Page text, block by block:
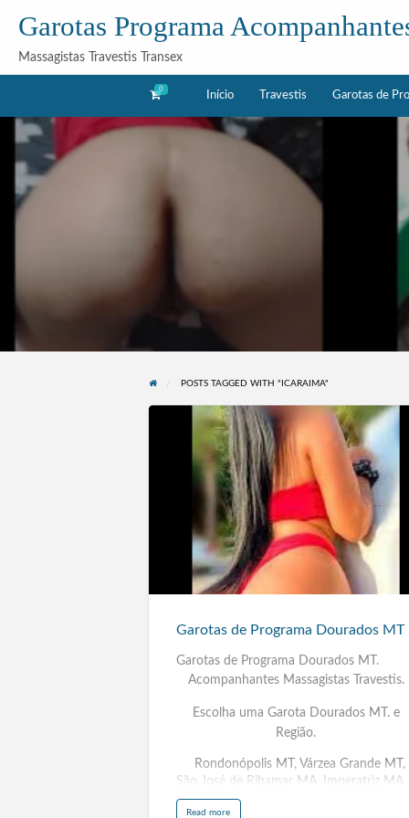
Acompanhantes
Garotas Programa
Massagistas Travestis Transex
0
Início Travestis Garotas de
POSTS TAGGED WITH "ICARAIMA"
Programa
Dourados
Garotas de Programa Dourados MT
Garotas de Programa Dourados MT.
Acompanhantes Massagistas Travestis.
Escolha uma Garota Dourados MT. e
Região.
Rondonópolis MT, Várzea Grande MT,
São José de Ribamar MA, Imperatriz MA,
Rio Largo AL, Arapiraca AL, Contagem
Read morea